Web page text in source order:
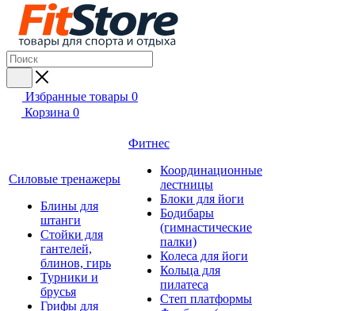
Избранные товары 0
Корзина 0
Силовые тренажеры
Блины для
штанги
Стойки для
гантелей,
блинов, гирь
Турники и
брусья
Грифы для
Фитнес
Координационные
лестницы
Блоки для йоги
Бодибары
(гимнастические
палки)
Колеса для йоги
Кольца для
пилатеса
Степ платформы